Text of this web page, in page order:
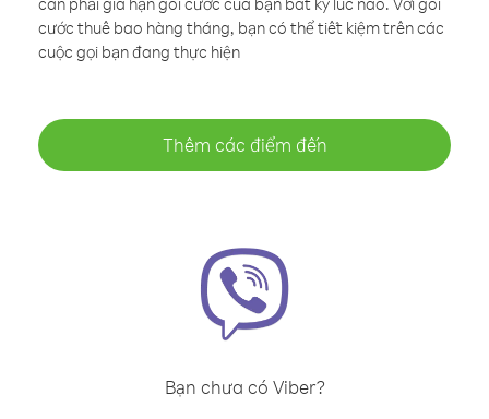
cước thuê bao hàng tháng, bạn có thể tiết kiệm trên các
cuộc gọi bạn đang thực hiện
Thêm các điểm đến
Bạn chưa có Viber?